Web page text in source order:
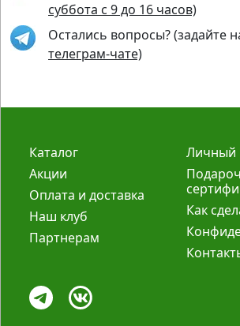
суббота с 9 до 16 часов)
Остались вопросы? (задайте
телеграм-чате)
Каталог
Акции
Оплата и доставка
Наш клуб
Партнерам
Личный
Как